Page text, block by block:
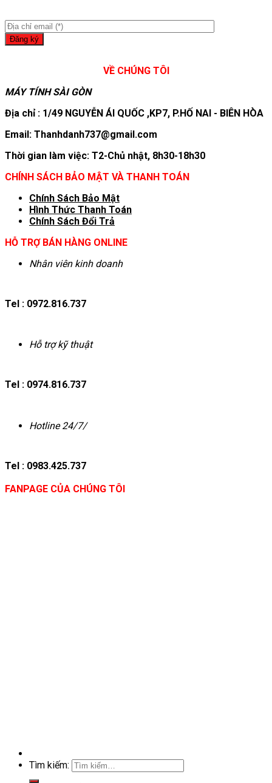
VỀ CHÚNG TÔI
MÁY TÍNH SÀI GÒN
Địa chỉ : 1/49 NGUYỄN ÁI QUỐC ,KP7, P.HỐ NAI - BIÊN HÒA
Email: Thanhdanh737@gmail.com
Thời gian làm việc: T2-Chủ nhật, 8h30-18h30
CHÍNH SÁCH BẢO MẬT VÀ THANH TOÁN
Chính Sách Bảo Mật
Hình Thức Thanh Toán
Chính Sách Đổi Trả
HỖ TRỢ BÁN HÀNG ONLINE
Nhân viên kinh doanh
Tel : 0972.816.737
Hỗ trợ kỹ thuật
Tel : 0974.816.737
Hotline 24/7/
Tel : 0983.425.737
FANPAGE CỦA CHÚNG TÔI
Tìm kiếm: